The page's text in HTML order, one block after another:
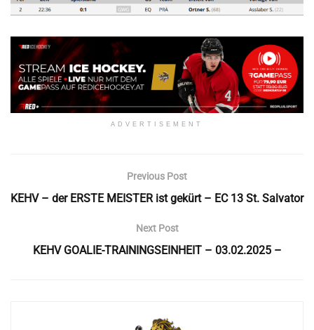
ADVERTISEMENT
Previous Post
KEHV – der ERSTE MEISTER ist gekürt – EC 13 St. Salvator
Next Post
KEHV GOALIE-TRAININGSEINHEIT – 03.02.2025 –